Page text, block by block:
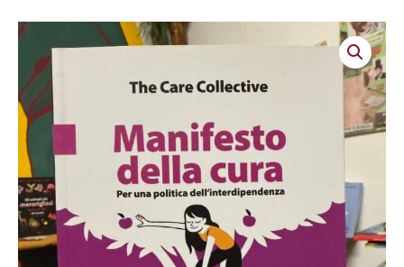
Manifesto
della
cura.
Per
una
politica
dell'interdipendenza
quantità